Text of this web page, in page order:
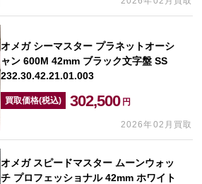
オメガ シーマスター プラネットオーシ
ャン 600M 42mm ブラック文字盤 SS
232.30.42.21.01.003
買取価格(税込) 302,500 円
2026年02月買取
オメガ スピードマスター ムーンウォッ
チ プロフェッショナル 42mm ホワイト